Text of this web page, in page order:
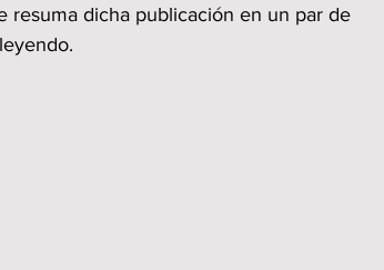
resuma dicha publicación en un par de